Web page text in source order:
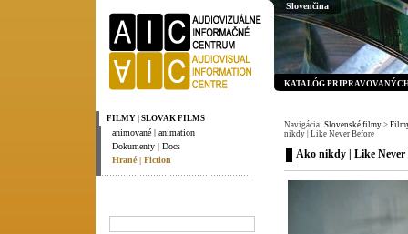
FILMY | SLOVAK FILMS
animované | animation
Dokumenty | Docs
Hrané | Fiction
Slovenčina
KATALÓG
Navigácia: Slovenské filmy >
nikdy | Like Never Before
Ako nikdy | Like Never